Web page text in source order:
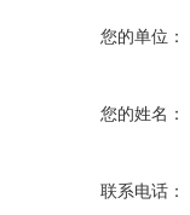
您的单位：
您的姓名：
联系电话：